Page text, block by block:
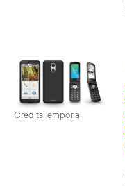
Credits: emporia